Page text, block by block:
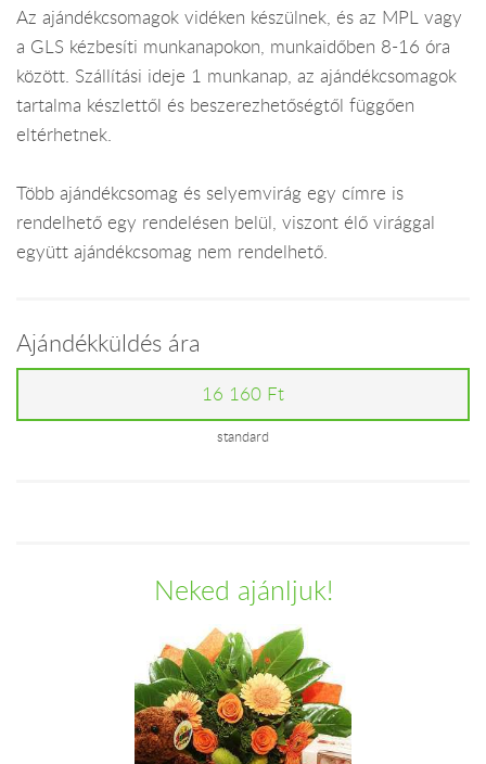
Az ajándékcsomagok vidéken készülnek, és az MPL vagy
a GLS kézbesíti munkanapokon, munkaidőben 8-16 óra
között. Szállítási ideje 1 munkanap, az ajándékcsomagok
tartalma készlettől és beszerezhetőségtől függően
eltérhetnek.
Több ajándékcsomag és selyemvirág egy címre is
rendelhető egy rendelésen belül, viszont élő virággal
együtt ajándékcsomag nem rendelhető.
Ajándékküldés ára
16 160 Ft
standard
Neked ajánljuk!